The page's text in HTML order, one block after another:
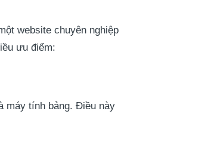
website chuyên nghiệp
ưu điểm:
máy tính bảng. Điều này